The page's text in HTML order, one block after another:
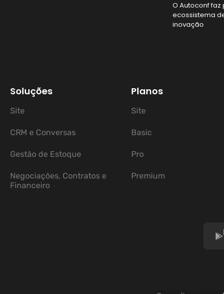
O Autoconf faz
ecossistema
inovação
Soluções
Site
CRM e Conversas
Gestão de Estoque
Negociações, Contratos e
Financeiro
Planos
Site
Basic
Pro
Premium